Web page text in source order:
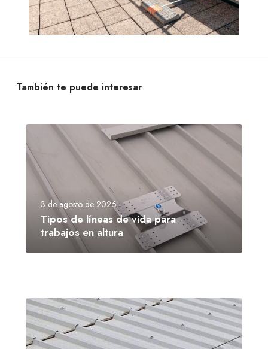
También te puede interesar
3 de agosto de 2026
Tipos de líneas de vida para
trabajos en altura